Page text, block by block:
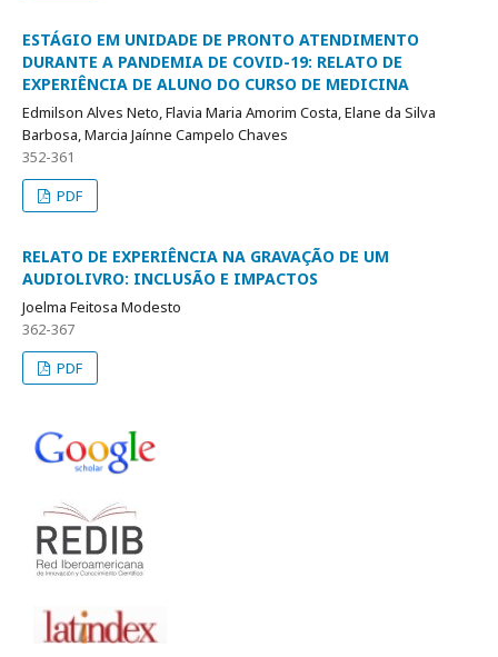
ESTÁGIO EM UNIDADE DE PRONTO ATENDIMENTO
DURANTE A PANDEMIA DE COVID-19: RELATO DE
EXPERIÊNCIA DE ALUNO DO CURSO DE MEDICINA
Edmilson Alves Neto, Flavia Maria Amorim Costa, Elane da Silva
Barbosa, Marcia Jaínne Campelo Chaves
352-361
PDF
RELATO DE EXPERIÊNCIA NA GRAVAÇÃO DE UM
AUDIOLIVRO: INCLUSÃO E IMPACTOS
Joelma Feitosa Modesto
362-367
PDF